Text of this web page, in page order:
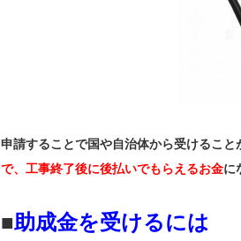
申請することで国や自治体から受けるこ
で、工事終了後に後払いでもらえるお金に
■助成金を受けるには